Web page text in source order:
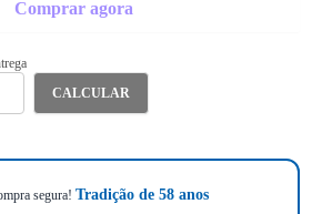
Comprar agora
CALCULAR
segura! Tradição de 58 anos